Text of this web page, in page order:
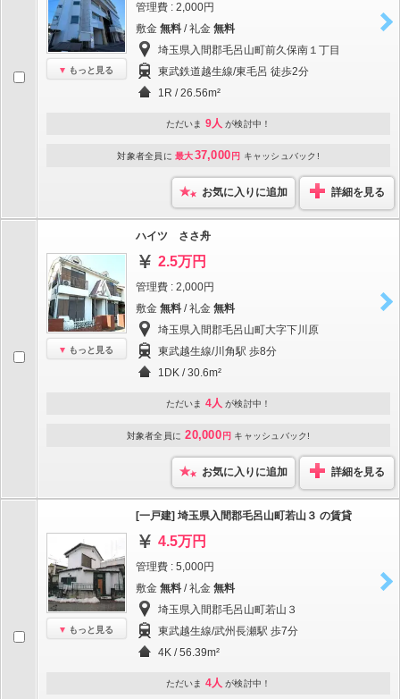
もっと見る
管理費 : 2,000円
敷金 無料 / 礼金 無料
埼玉県入間郡毛呂山町前久保南１丁目
東武鉄道越生線/東毛呂 徒歩2分
1R / 26.56m²
ただいま 9人 が検討中！
対象者全員に 最大37,000 円 キャッシュバック!
お気に入りに追加 詳細を見る
もっと見る
ハイツ ささ舟
2.5万円
管理費 : 2,000円
敷金 無料 / 礼金 無料
埼玉県入間郡毛呂山町大字下川原
東武越生線/川角駅 歩8分
1DK / 30.6m²
ただいま 4人 が検討中！
対象者全員に 20,000 円 キャッシュバック!
お気に入りに追加 詳細を見る
もっと見る
[一戸建] 埼玉県入間郡毛呂山町若山３ の賃貸
4.5万円
管理費 : 5,000円
敷金 無料 / 礼金 無料
埼玉県入間郡毛呂山町若山３
東武越生線/武州長瀬駅 歩7分
4K / 56.39m²
ただいま 4人 が検討中！